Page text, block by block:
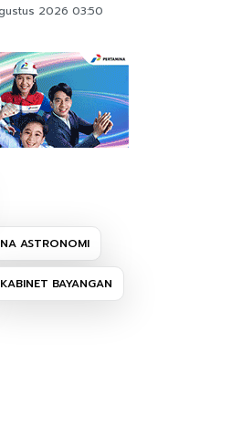
2026 03:50
ASTRONOMI
KABINET BAYANGAN